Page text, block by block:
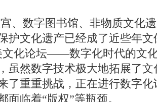
数字图书馆、非物质文化
护文化遗产已经成了近些年
文化论坛——数字化时代的文
虽然数字技术极大地拓展了
了重重挑战，正在进行数字
面临着“版权”等瓶颈。